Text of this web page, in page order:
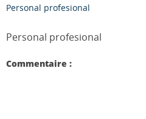
Personal profesional
Personal profesional
Commentaire :